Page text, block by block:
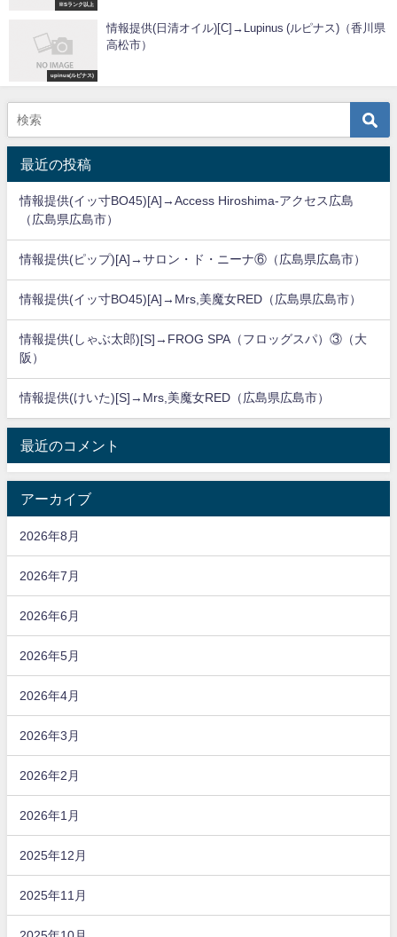
※Sランク以上
upinus(ルピナス)
情報提供(日清オイル)[C]→Lupinus (ルピナス)（香川県
高松市）
最近の投稿
情報提供(イッ寸BO45)[A]→Access Hiroshima-アクセス広島
（広島県広島市）
情報提供(ピップ)[A]→サロン・ド・ニーナ⑥（広島県広島市）
情報提供(イッ寸BO45)[A]→Mrs,美魔女RED（広島県広島市）
情報提供(しゃぶ太郎)[S]→FROG SPA（フロッグスパ）③（大
阪）
情報提供(けいた)[S]→Mrs,美魔女RED（広島県広島市）
最近のコメント
アーカイブ
2026年8月
2026年7月
2026年6月
2026年5月
2026年4月
2026年3月
2026年2月
2026年1月
2025年12月
2025年11月